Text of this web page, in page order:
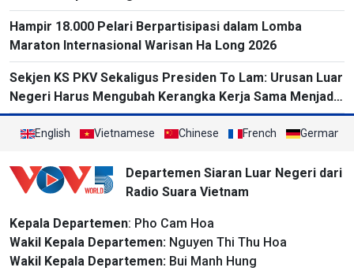
Hampir 18.000 Pelari Berpartisipasi dalam Lomba
Maraton Internasional Warisan Ha Long 2026
Sekjen KS PKV Sekaligus Presiden To Lam: Urusan Luar
Negeri Harus Mengubah Kerangka Kerja Sama Menjadi
Proyek-Proyek Konkret dan Menganggap Efektivitas
yang Substansial sebagai Tolok Ukur
English Vietnamese Chinese French German
Departemen Siaran Luar Negeri dari
Radio Suara Vietnam
Kepala Departemen: Pho Cam Hoa
Wakil Kepala Departemen: Nguyen Thi Thu Hoa
Wakil Kepala Departemen: Bui Manh Hung